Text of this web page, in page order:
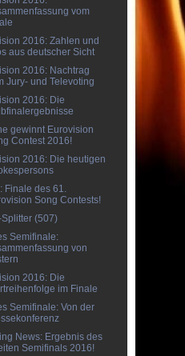
vom
2016: Zahlen und
aus deutscher Sicht
2016: Nachtrag
Jury- und Televoting
2016: Die
gewinnt Eurovision
Contest 2016!
2016: Die heutigen
Finale des 61.
Song Contests!
Splitter (507)
Semifinale:
von
2016: Die
im Finale
Semifinale: Von der
News: Ergebnis des
Semifinals 2016!